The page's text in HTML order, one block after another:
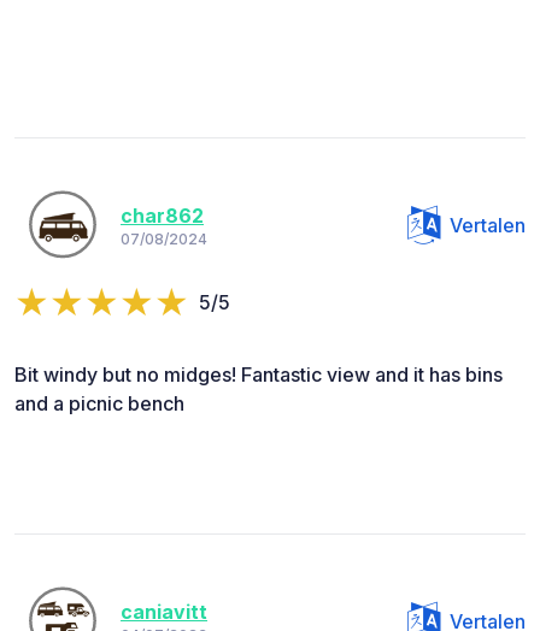
char862
07/08/2024
Vertalen
5/5
Bit windy but no midges! Fantastic view and it has bins
and a picnic bench
caniavitt Vertalen